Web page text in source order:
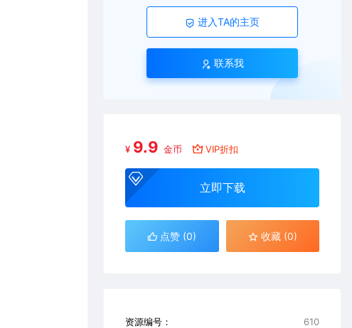
进入TA的主页
联系我
¥ 9.9 金币 VIP折扣
立即下载
点赞 (0) 收藏 (0)
资源编号： 610